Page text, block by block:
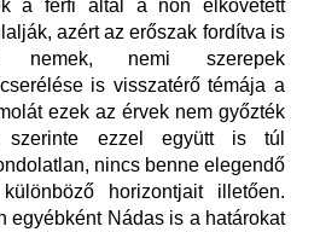
a férfi által a nőn elkövetett
azért az erőszak fordítva is
nemi szerepek
is visszatérő témája a
ezek az érvek nem győzték
szerinte ezzel együtt is túl
nincs benne elegendő
horizontjait illetően.
egyébként Nádas is a határokat